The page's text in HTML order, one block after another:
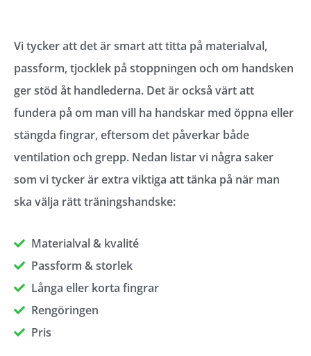
Vi tycker att det är smart att titta på materialval,
passform, tjocklek på stoppningen och om handsken
ger stöd åt handlederna. Det är också värt att
fundera på om man vill ha handskar med öppna eller
stängda fingrar, eftersom det påverkar både
ventilation och grepp. Nedan listar vi några saker
som vi tycker är extra viktiga att tänka på när man
ska välja rätt träningshandske:
Materialval & kvalité
Passform & storlek
Långa eller korta fingrar
Rengöringen
Pris